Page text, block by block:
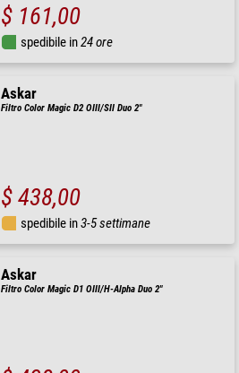
$ 161,00
spedibile in24 ore
Askar
Filtro Color Magic D2 OIII/SII Duo 2"
$ 438,00
spedibile in3-5 settimane
Askar
Filtro Color Magic D1 OIII/H-Alpha Duo 2"